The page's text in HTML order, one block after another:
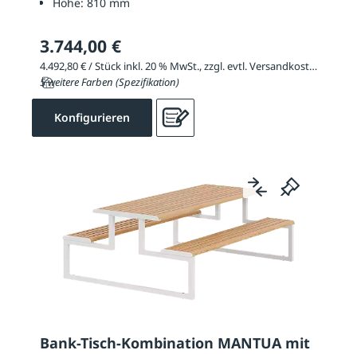
3.744,00 €
4.492,80 € / Stück inkl. 20 % MwSt., zzgl. evtl. Versandkosten
5 weitere Farben (Spezifikation)
Konfigurieren
Bank-Tisch-Kombination MANTUA mit